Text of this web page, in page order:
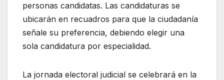
personas candidatas. Las candidaturas se
ubicarán en recuadros para que la ciudadanía
señale su preferencia, debiendo elegir una
sola candidatura por especialidad.
La jornada electoral judicial se celebrará en la